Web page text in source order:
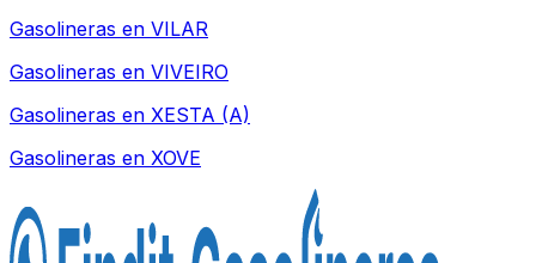
Gasolineras en VILAR
Gasolineras en VIVEIRO
Gasolineras en XESTA (A)
Gasolineras en XOVE